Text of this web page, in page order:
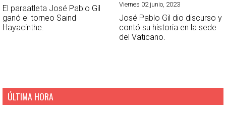
El paraatleta José Pablo Gil
ganó el torneo Saind
Hayacinthe.
Viernes 02 junio, 2023
José Pablo Gil dio discurso y
contó su historia en la sede
del Vaticano.
ÚLTIMA HORA